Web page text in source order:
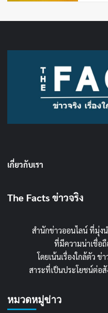
เกี่ยวกับเรา
The Facts ข่าวจริง
สำนักข่าวออนไลน์ ที่มุ่ง
ที่มีความน่าเชื่อ
โดยเน้นเรื่องใกล้ตัว ข่
สาระที่เป็นประโยชน์ต่อ
หมวดหมู่ข่าว